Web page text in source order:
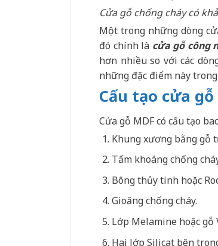
Cửa gỗ chống cháy có
Một trong những dòng
đó chính là cửa gỗ công
hơn nhiều so với các
những đặc điểm này
Cấu tạo cửa
Cửa gỗ MDF có cấu tạo
Khung xương bằng gỗ
Tấm khoáng chống
Bông thủy tinh hoặc
Gioăng chống cháy.
Lớp Melamine hoặc
Hai lớp Silicat bên